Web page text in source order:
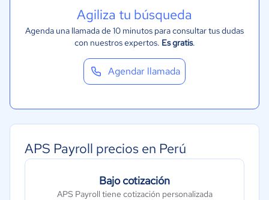
Agiliza tu búsqueda
Agenda una llamada de 10 minutos para consultar tus dudas
con nuestros expertos. Es gratis.
Agendar llamada
APS Payroll precios en Perú
Bajo cotización
APS Payroll tiene cotización personalizada